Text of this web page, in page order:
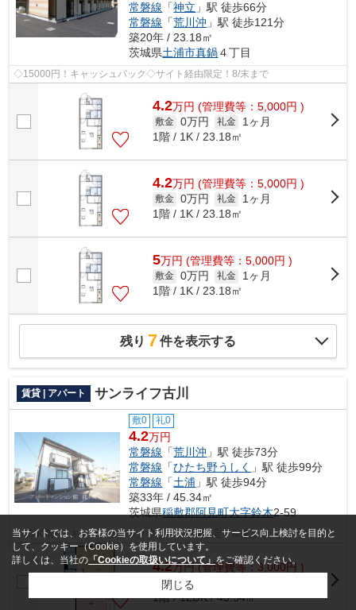
常磐線 「神立 」駅 徒歩66分
常磐線 「荒川沖 」駅 徒歩121分
築20年 / 23.18㎡
茨城県土浦市真鍋４丁目
◇15000円！キャッシュバック◇サイト経由限定！8/末まで
4.2万円 (管理費等：5,000円 )
敷金 0万円 礼金
1ヶ月
1階 / 1K / 23.18㎡
4.2万円 (管理費等：5,000円 )
敷金 0万円 礼金
1ヶ月
1階 / 1K / 23.18㎡
5万円 (管理費等：5,000円 )
敷金 0万円 礼金
1ヶ月
1階 / 1K / 23.18㎡
残り 7件を表示する
賃貸 | アパート サンライフ古川
敷0 礼0
4.2万円
常磐線 「荒川沖 」駅 徒歩73分
常磐線 「ひたち野うしく
」駅 徒歩99分
常磐線 「土浦 」駅 徒歩94分
築33年 / 45.34㎡
茨城県稲敷郡阿見町大字鈴木2-59
◇15000円！キャッシュバック◇サイト経由限定！8/末まで
4.2万円(管理費等：3,000円 )
敷金 0ヶ月
1階 / 1LDK / 45.34㎡
当サイトでは、お客様の当サイト利用状況把握、サービス向上検討を目的と
して、クッキー（Cookie）を使用しています。
詳しくは、当社の 「Cookieの取扱いについて」 をご確認ください。
閉じる